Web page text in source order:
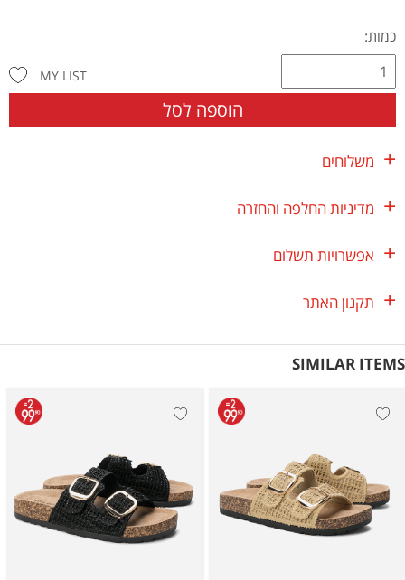
כמות:
הוספה לסל
MY LIST
משלוחים
מדיניות החלפה והחזרה
אפשרויות תשלום
תקנון האתר
SIMILAR ITEMS